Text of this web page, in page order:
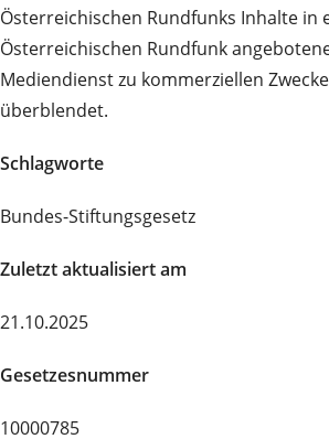
Österreichischen Rundfunks Inhalte in
Österreichischen Rundfunk
Mediendienst zu kommerziellen
überblendet.
Schlagworte
Bundes-Stiftungsgesetz
Zuletzt aktualisiert am
21.10.2025
Gesetzesnummer
10000785